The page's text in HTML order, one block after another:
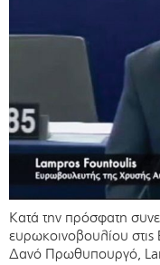
Κατά την πρόσφατη
ευρωκοινοβουλίου στις
Δανό Πρωθυπουργό,